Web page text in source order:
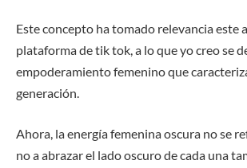
Este concepto ha tomado relevancia este
plataforma de tik tok, a lo que yo creo se
empoderamiento femenino que
generación.
Ahora, la energía femenina oscura no se
no a abrazar el lado oscuro de cada una